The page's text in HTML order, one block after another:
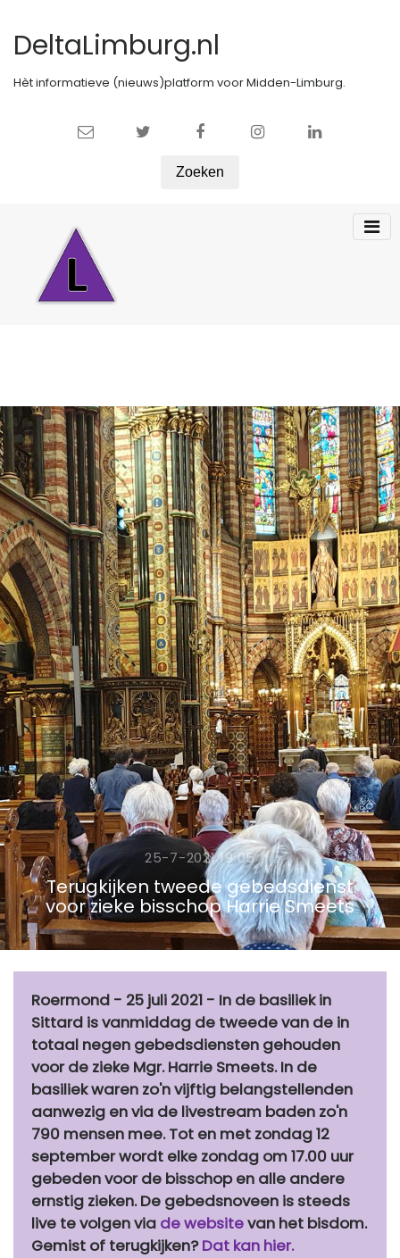
DeltaLimburg.nl
Hèt informatieve (nieuws)platform voor Midden-Limburg.
Zoeken
25-7-2021 19:05
Terugkijken tweede gebedsdienst
voor zieke bisschop Harrie Smeets
Roermond - 25 juli 2021 - In de basiliek in
Sittard is vanmiddag de tweede van de in
totaal negen gebedsdiensten gehouden
voor de zieke Mgr. Harrie Smeets. In de
basiliek waren zo'n vijftig belangstellenden
aanwezig en via de livestream baden zo'n
790 mensen mee. Tot en met zondag 12
september wordt elke zondag om 17.00 uur
gebeden voor de bisschop en alle andere
ernstig zieken. De gebedsnoveen is steeds
live te volgen via de websitevan het bisdom.
Gemist of terugkijken?Dat kan hier.